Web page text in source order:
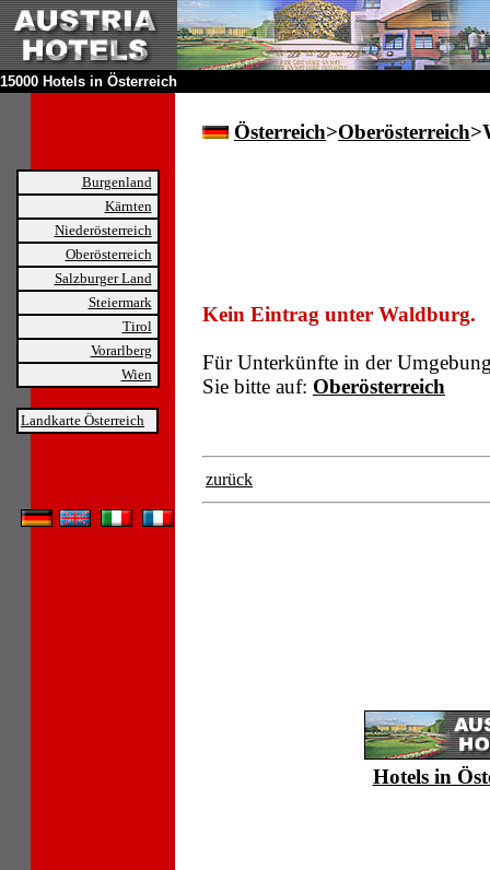
15000 Hotels in Österreich
Burgenland
Kärnten
Niederösterreich
Oberösterreich
Salzburger Land
Steiermark
Tirol
Vorarlberg
Wien
Landkarte Österreich
Österreich>Oberösterreich
Kein Eintrag unter Waldburg.
Für Unterkünfte in der
Sie bitte auf: Oberösterreich
zurück
Hotels in